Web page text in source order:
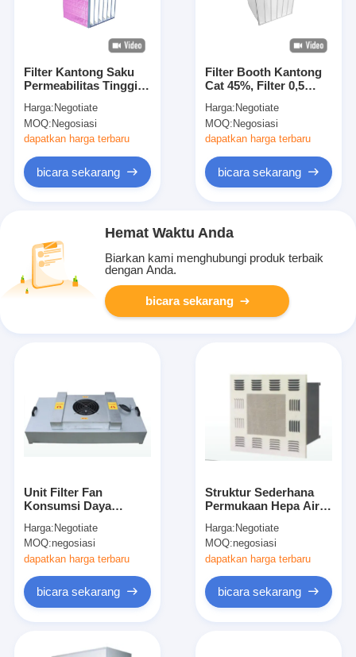
Filter Kantong Saku
Permeabilitas Tinggi
yang Panjang
Harga: Negotiate
MOQ:Negosiasi
dapatkan harga terbaru
bicara sekarang
Filter Booth Kantong
Cat 45%, Filter 0,5
Besar Large
Harga: Negotiate
MOQ:Negosiasi
dapatkan harga terbaru
bicara sekarang
Hemat Waktu Anda
Biarkan kami menghubungi produk terbaik
dengan Anda.
bicara sekarang
Unit Filter Fan
Konsumsi Daya
Kecepatan Angin
Disesuaikan
Harga: Negotiate
MOQ:negosiasi
dapatkan harga terbaru
bicara sekarang
Struktur Sederhana
Permukaan Hepa Air
Dengan Penyemprotan
Elektrostatik
Harga: Negotiate
MOQ:negosiasi
dapatkan harga terbaru
bicara sekarang